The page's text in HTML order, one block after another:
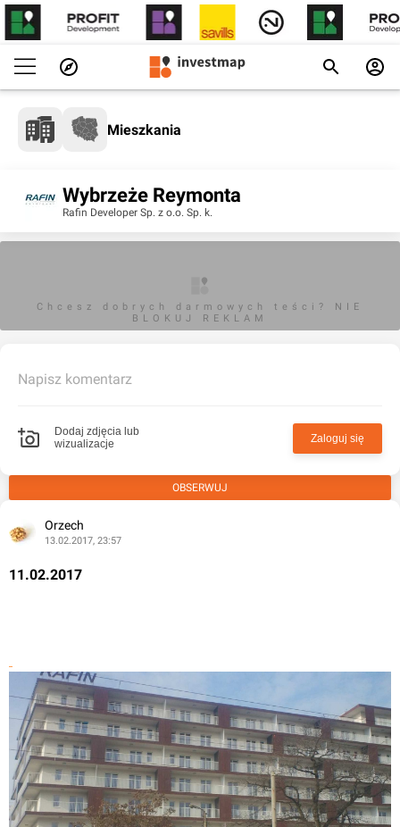
Mieszkania
Wybrzeże Reymonta
Rafin Developer Sp. z o.o. Sp. k.
Chcesz dobrych darmowych teści? NIE
BLOKUJ REKLAM
Napisz komentarz
Dodaj zdjęcia lub
wizualizacje
Zaloguj się
OBSERWUJ
Orzech
13.02.2017, 23:57
11.02.2017